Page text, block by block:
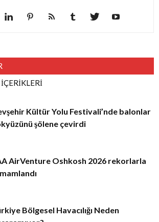
Kültür Yolu Festivali’nde balonlar
şölene çevirdi
AirVenture Oshkosh 2026 rekorlarla
Bölgesel Havacılığı Neden